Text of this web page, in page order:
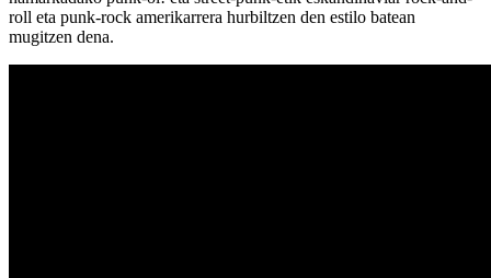
roll eta punk-rock amerikarrera hurbiltzen den estilo batean
mugitzen dena.